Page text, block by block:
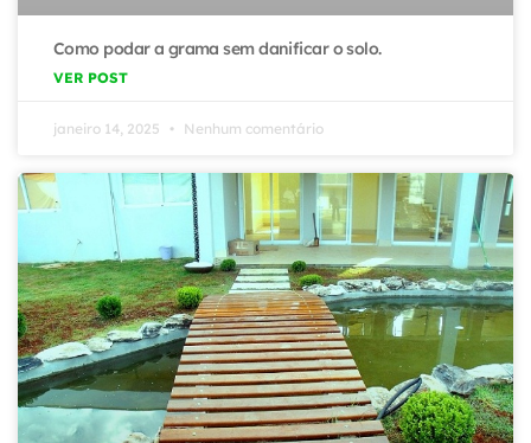
Como podar a grama sem danificar o solo.
VER POST
janeiro 14, 2025 Nenhum comentário